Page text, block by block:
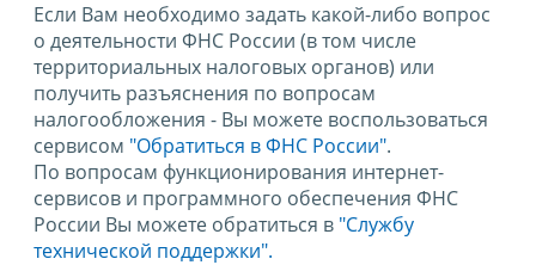
Если Вам необходимо задать какой-либо вопрос
о деятельности ФНС России (в том числе
территориальных налоговых органов) или
получить разъяснения по вопросам
налогообложения - Вы можете воспользоваться
сервисом "Обратиться в ФНС России".
По вопросам функционирования интернет-
сервисов и программного обеспечения ФНС
России Вы можете обратиться в "Службу
технической поддержки".